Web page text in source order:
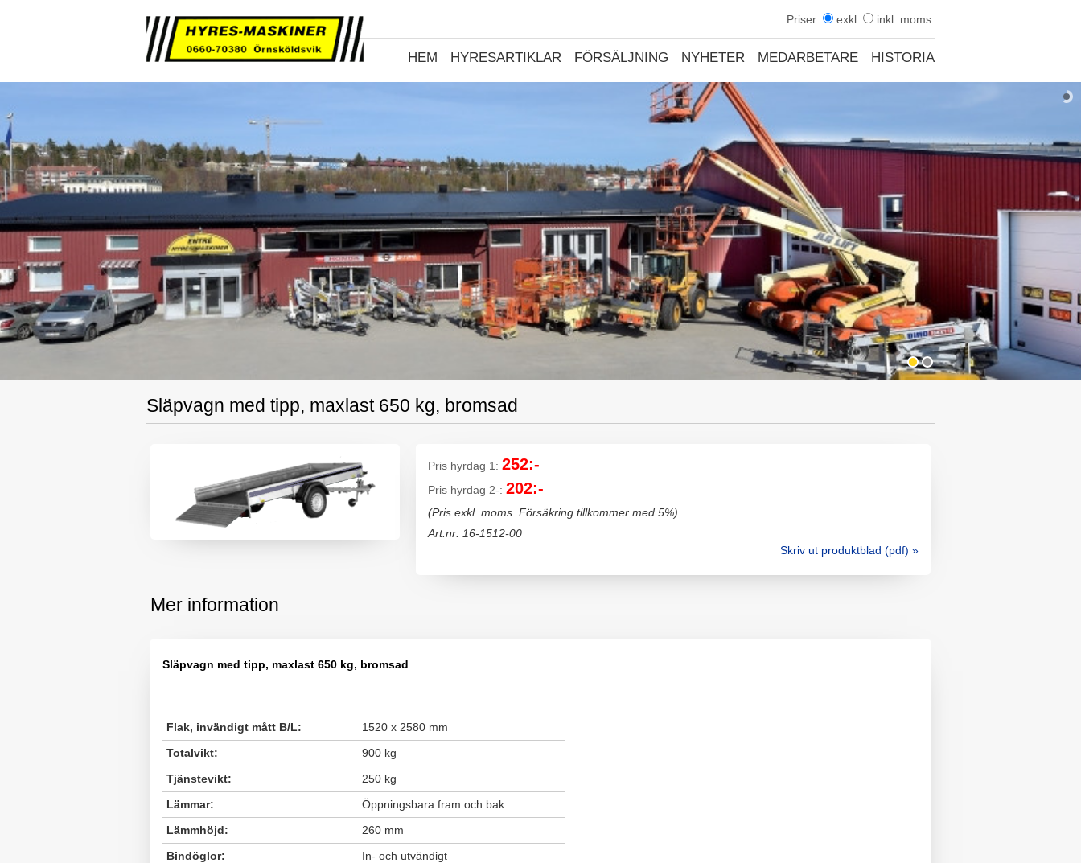
Priser: exkl. inkl. moms.
HEM HYRESARTIKLAR FÖRSÄLJNING NYHETER MEDARBETARE HISTORIA
Släpvagn med tipp, maxlast 650 kg, bromsad
Pris hyrdag 1: 252:-
Pris hyrdag 2-: 202:-
(Pris exkl. moms. Försäkring tillkommer med 5%)
Art.nr: 16-1512-00
Skriv ut produktblad (pdf) »
Mer information
Släpvagn med tipp, maxlast 650 kg, bromsad
Flak, invändigt mått B/L:
1520 x 2580 mm
Totalvikt:
900 kg
Tjänstevikt:
250 kg
Lämmar:
Öppningsbara fram och bak
Lämmhöjd:
260 mm
Bindöglor:
In- och utvändigt